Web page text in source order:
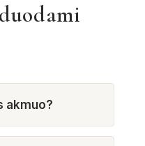
akmuo?